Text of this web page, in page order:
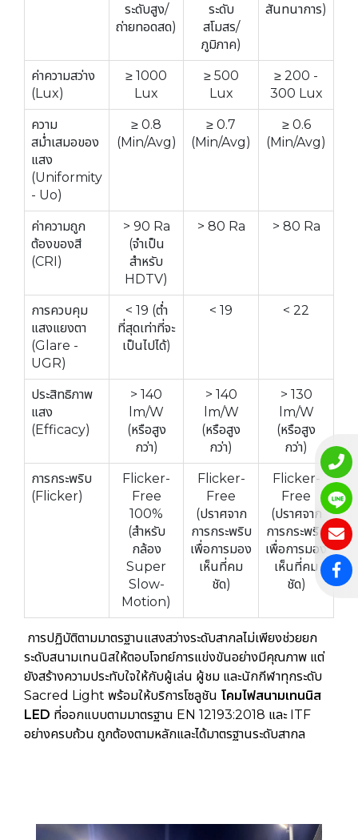
ระดับสูง/
ถ่ายทอดสด)
ระดับ
สโมสร/
ภูมิภาค)
สันทนาการ)
ค่าความสว่าง
(Lux)
≥ 1000
Lux
≥ 500
Lux
≥ 200 -
300 Lux
ความ
สม่ำเสมอของ
แสง
(Uniformity
- Uo)
≥ 0.8
(Min/Avg)
≥ 0.7
(Min/Avg)
≥ 0.6
(Min/Avg)
ค่าความถูก
ต้องของสี
(CRI)
> 90 Ra
(จำเป็น
สำหรับ
HDTV)
> 80 Ra > 80 Ra
การควบคุม
แสงแยงตา
(Glare -
UGR)
< 19 (ต่ำ
ที่สุดเท่าที่จะ
เป็นไปได้)
< 19 < 22
ประสิทธิภาพ
แสง
(Efficacy)
> 140
lm/W
(หรือสูง
กว่า)
> 140
lm/W
(หรือสูง
กว่า)
> 130
lm/W
(หรือสูง
กว่า)
การกระพริบ
(Flicker)
Flicker-
Free
100%
(สำหรับ
กล้อง
Super
Slow-
Motion)
Flicker-
Free
(ปราศจาก
การกระพริบ
เพื่อการมอง
เห็นที่คม
ชัด)
Flicker-
Free
(ปราศจาก
การกระพริบ
เพื่อการมอง
เห็นที่คม
ชัด)
การปฏิบัติตามมาตรฐานแสงสว่างระดับสากลไม่เพียงช่วยยก
ระดับสนามเทนนิสให้ตอบโจทย์การแข่งขันอย่างมีคุณภาพ แต่
ยังสร้างความประทับใจให้กับผู้เล่น ผู้ชม และนักกีฬาทุกระดับ
Sacred Light พร้อมให้บริการโซลูชัน โคมไฟสนามเทนนิส
LED ที่ออกแบบตามมาตรฐาน EN 12193:2018 และ ITF
อย่างครบถ้วน ถูกต้องตามหลักและได้มาตรฐานระดับสากล